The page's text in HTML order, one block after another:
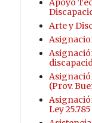
Apoyo
Arte y
(Prov.
Ley 25.785